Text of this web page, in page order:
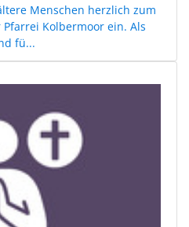
Menschen herzlich zum
Kolbermoor ein. Als
fü...